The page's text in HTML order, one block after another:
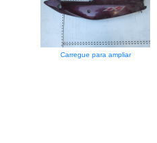
Carregue para ampliar